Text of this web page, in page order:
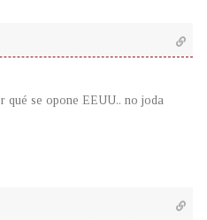
qué se opone EEUU.. no joda